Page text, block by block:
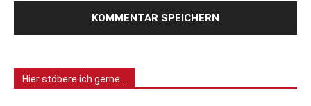
Hier stöbere ich gerne…